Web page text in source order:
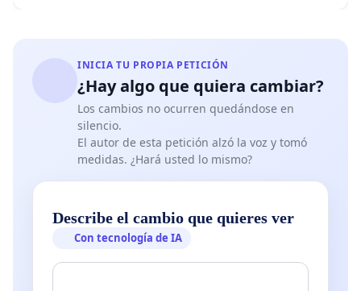
INICIA TU PROPIA PETICIÓN
¿Hay algo que quiera cambiar?
Los cambios no ocurren quedándose en
silencio.
El autor de esta petición alzó la voz y tomó
medidas. ¿Hará usted lo mismo?
Describe el cambio que quieres ver
Con tecnología de IA